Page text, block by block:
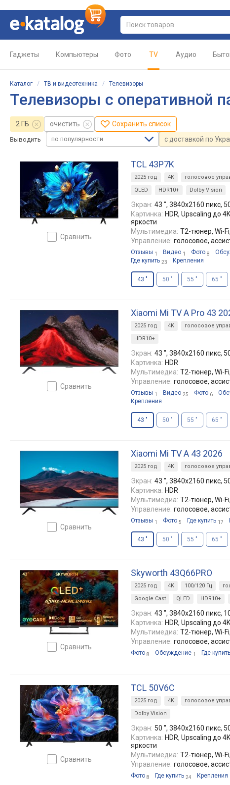
Гаджеты Компьютеры Фото TV Аудио
Каталог / ТВ и видеотехника / Телевизоры
Телевизоры с оперативной
2 ГБ очистить Сохранить список
Выводить по популярности с доставкой по
сравнить
TCL 43P7K
2025 год 4K голосовое
QLED
HDR10+ Dolby Vision
Экран: 43 ", 3840x2160 пикс,
Картинка: HDR, Upscaling до
яркости
Мультимедиа: T2-тюнер, Wi-
Управление: голосовое,
Отзывы 1 Видео 1 Фото 8
Где купить 23 Крепления
43 " 50 " 55 " 65 "
сравнить
Xiaomi Mi TV A Pro 43
2025 год 4K голосовое
HDR10+
Экран: 43 ", 3840x2160 пикс,
Картинка: HDR
Мультимедиа: T2-тюнер, Wi-
Управление: голосовое,
Отзывы 1 Видео 25 Фото 6
Крепления
43 " 50 " 55 " 65 "
сравнить
Xiaomi Mi TV A 43 2026
2025 год 4K голосовое
Экран: 43 ", 3840x2160 пикс,
Картинка: HDR
Мультимедиа: T2-тюнер, Wi-
Управление: голосовое,
Отзывы 1 Фото 5 Где купить 17
43 " 50 " 55 " 65 "
сравнить
Skyworth 43Q66PRO
2025 год 4K 100/120 Гц
Google Cast
QLED HDR10+
Экран: 43 ", 3840x2160 пикс,
Картинка: HDR, Upscaling до
Мультимедиа: T2-тюнер, Wi-
Управление: голосовое,
Фото 8 Обсуждение 1 Где купить
сравнить
TCL 50V6C
2025 год 4K голосовое
Dolby Vision
Экран: 50 ", 3840x2160 пикс,
Картинка: HDR, Upscaling до
яркости
Мультимедиа: T2-тюнер, Wi-
Управление: голосовое,
Фото 8 Где купить 24 Крепления